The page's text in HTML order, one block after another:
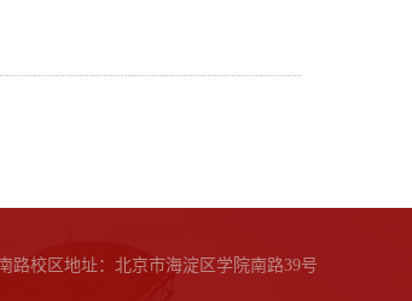
路校区地址：北京市海淀区学院南路39号